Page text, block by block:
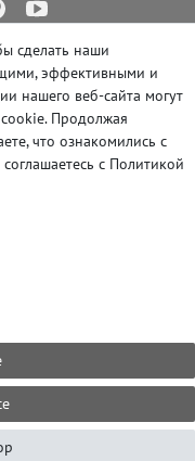
GmbH
сделать наши
эффективными и
нашего веб-сайта могут
Продолжая
что ознакомились с
соглашаетесь с Политикой